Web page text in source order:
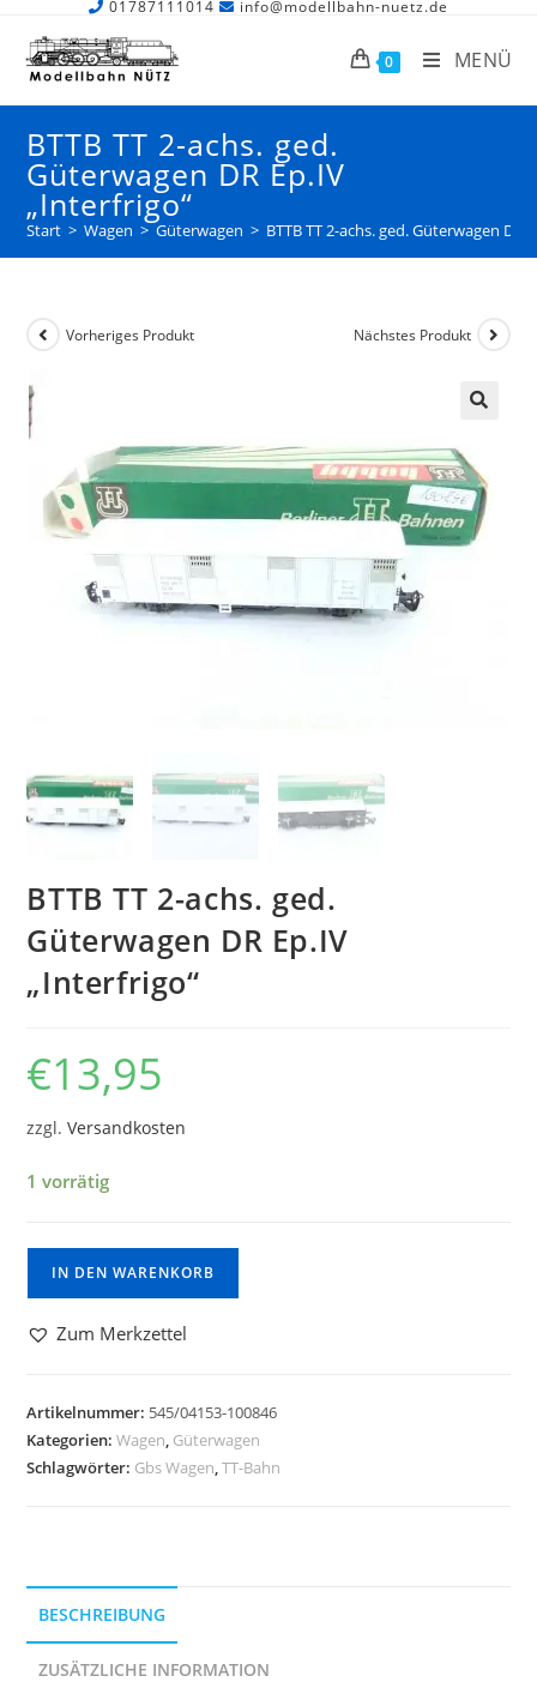
01787111014 info@modellbahn-nuetz.de
0 MENÜ
BTTB TT 2-achs. ged.
Güterwagen DR Ep.IV
„Interfrigo“
Start > Wagen > Güterwagen > BTTB TT 2-achs. ged. Güterwagen DR
Vorheriges Produkt Nächstes Produkt
BTTB TT 2-achs. ged.
Güterwagen DR Ep.IV
„Interfrigo“
€13,95
zzgl.Versandkosten
1 vorrätig
IN DEN WARENKORB
Zum Merkzettel
Artikelnummer: 545/04153-100846
Kategorien:Wagen, Güterwagen
Schlagwörter: Gbs Wagen,TT-Bahn
BESCHREIBUNG
ZUSÄTZLICHE INFORMATION